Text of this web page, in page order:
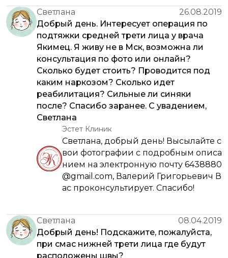
Светлана
26.08.2019
Добрый день. Интересует операция по
подтяжки средней трети лица у врача
Якимец. Я живу не в Мск, возможна ли
консультация по фото или онлайн?
Сколько будет стоить? Проводится под
каким наркозом? Сколько идет
реабилитация? Сильные ли синяки
после? Спасибо заранее. С увадением,
Светлана
Эстет Клиник
Светлана, добрый день! Высылайте с
вои фотографии с подробным описа
нием на электронную почту 6438880
@gmail.com, Валерий Григорьевич В
ас проконсультирует. Спасибо!
Светлана
08.04.2019
Добрый день! Подскажите, пожалуйста,
при смас нижней трети лица где будут
расположены швы?